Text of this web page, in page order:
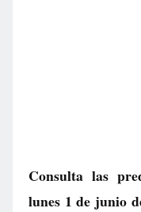
Consulta las
lunes 1 de junio